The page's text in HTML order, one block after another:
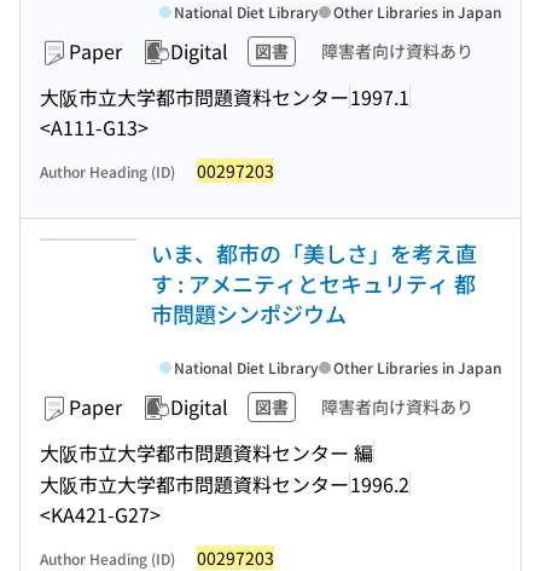
Paper Digital 図書 障害者向け資料あり
大阪市立大学都市問題資料センター1997.1
<A111-G13>
National Diet Library Other Libraries in Japan
Author Heading (ID) 00297203
いま、都市の「美しさ」を考え直
す : アメニティとセキュリティ 都
市問題シンポジウム
Paper Digital 図書 障害者向け資料あり
大阪市立大学都市問題資料センター 編
大阪市立大学都市問題資料センター1996.2
<KA421-G27>
National Diet Library Other Libraries in Japan
Author Heading (ID) 00297203